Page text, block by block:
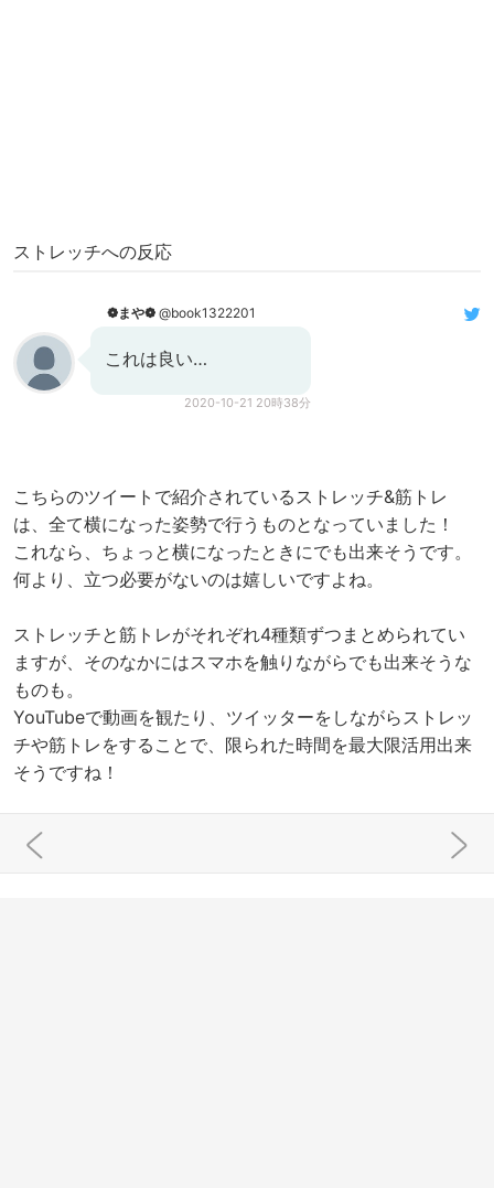
ストレッチへの反応
❁まや❁ @book1322201
これは良い…
2020-10-21 20時38分
こちらのツイートで紹介されているストレッチ&筋トレ
は、全て横になった姿勢で行うものとなっていました！
これなら、ちょっと横になったときにでも出来そうです。
何より、立つ必要がないのは嬉しいですよね。
ストレッチと筋トレがそれぞれ4種類ずつまとめられてい
ますが、そのなかにはスマホを触りながらでも出来そうな
ものも。
YouTubeで動画を観たり、ツイッターをしながらストレッ
チや筋トレをすることで、限られた時間を最大限活用出来
そうですね！